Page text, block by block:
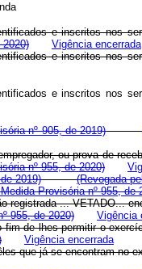
e inscritos nos
2020)
Vigência encerrada
e inscritos nos
e inscritos nos
nº 905, de 2019)
ou prova de
nº 955, de 2020)
2019) (Revogada
Provisória nº 955, de
registrada ...VETADO...
955, de 2020)
Vigência
de lhes permitir o
Vigência encerrada
que já se